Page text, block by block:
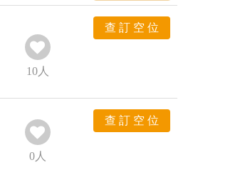
10人
查 訂 空 位
0人
查 訂 空 位